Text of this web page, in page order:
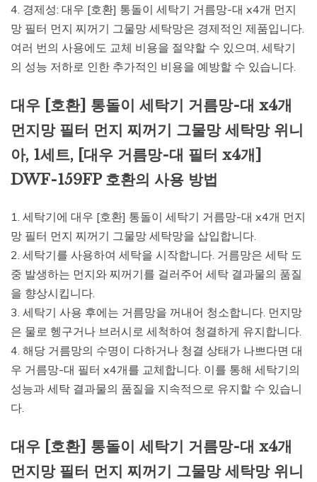
4. 경제성: 대우 [호환] 통돌이 세탁기 거름망-대 x4개 먼지
망 필터 먼지 찌꺼기 그물망 세탁망은 경제적인 제품입니다.
여러 번의 사용에도 교체 비용을 절약할 수 있으며, 세탁기
의 성능 저하로 인한 추가적인 비용을 예방할 수 있습니다.
대우 [호환] 통돌이 세탁기 거름망-대 x4개
먼지망 필터 먼지 찌꺼기 그물망 세탁망 위니
아, 1세트, [대우 거름망-대 필터 x4개]
DWF-159FP 호환의 사용 방법
1. 세탁기에 대우 [호환] 통돌이 세탁기 거름망-대 x4개 먼지
망 필터 먼지 찌꺼기 그물망 세탁망을 삽입합니다.
2. 세탁기를 사용하여 세탁을 시작합니다. 거름망은 세탁 도
중 발생하는 먼지와 찌꺼기를 걸러주어 세탁 결과물의 품질
을 향상시킵니다.
3. 세탁기 사용 후에는 거름망을 꺼내어 청소합니다. 먼지망
은 물로 헹구거나 브러시로 세척하여 청결하게 유지합니다.
4. 해당 거름망의 수명이 다하거나 청결 상태가 나쁘다면 대
우 거름망-대 필터 x4개를 교체합니다. 이를 통해 세탁기의
성능과 세탁 결과물의 품질을 지속적으로 유지할 수 있습니
다.
대우 [호환] 통돌이 세탁기 거름망-대 x4개
먼지망 필터 먼지 찌꺼기 그물망 세탁망 위니